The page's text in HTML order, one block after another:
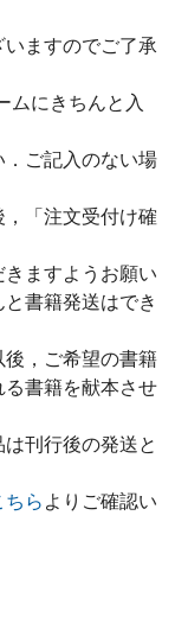
ますのでご了承
ムにきちんと入
ご記入のない場
「注文受付け確
ますようお願い
書籍発送はでき
，ご希望の書籍
書籍を献本させ
刊行後の発送と
ちら よりご確認い